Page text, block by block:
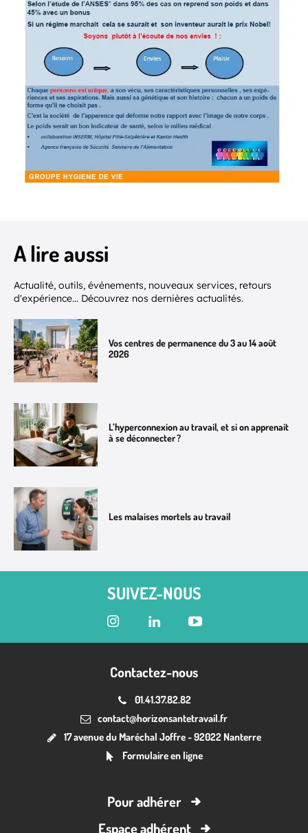
A lire aussi
Actualité, outils, événements, nouveaux services, retours
d'expérience... Découvrez nos dernières actualités.
Vos centres de permanence du 3 au 14 août
2026
L’hyperconnexion au travail, et si on apprenait
à se déconnecter ?
Les malaises mortels au travail
SUIVEZ-NOUS
Contactez-nous
01.41.37.82.82
contact@horizonsantetravail.fr
17 avenue du Maréchal Joffre - 92022 Nanterre
Formulaire en ligne
Pour adhérer
Espace adhérent